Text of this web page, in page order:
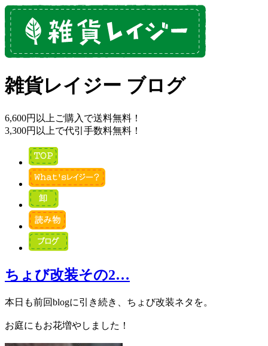
雑貨レイジー ブログ
6,600円以上ご購入で送料無料！
3,300円以上で代引手数料無料！
ちょび改装その2…
本日も前回blogに引き続き、ちょび改装ネタを。
お庭にもお花増やしました！